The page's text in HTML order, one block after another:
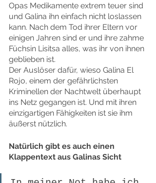
Opas Medikamente extrem teuer sind
und Galina ihn einfach nicht loslassen
kann. Nach dem Tod ihrer Eltern vor
einigen Jahren sind er und ihre zahme
Füchsin Lisitsa alles, was ihr von ihnen
geblieben ist.
Der Auslöser dafür, wieso Galina El
Rojo, einem der gefährlichsten
Kriminellen der Nachtwelt überhaupt
ins Netz gegangen ist. Und mit ihren
einzigartigen Fähigkeiten ist sie ihm
äußerst nützlich.
Natürlich gibt es auch einen
Klappentext aus Galinas Sicht